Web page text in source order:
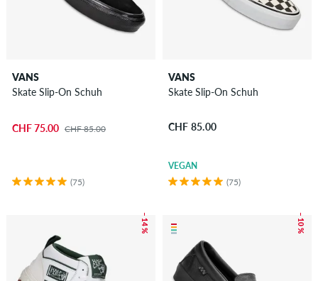
VANS
Skate Slip-On Schuh
CHF 75.00 CHF 85.00
(75)
VANS
Skate Slip-On Schuh
CHF 85.00
VEGAN
(75)
– 14 % – 10 %